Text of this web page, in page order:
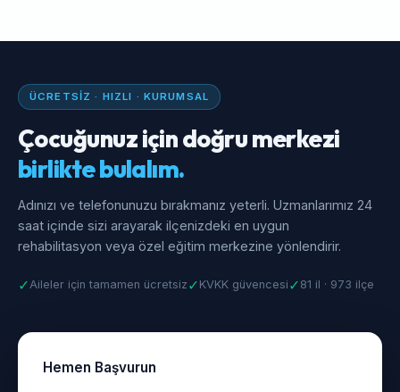
ÜCRETSIZ · HIZLI · KURUMSAL
Çocuğunuz için doğru merkezi
birlikte bulalım.
Adınızı ve telefonunuzu bırakmanız yeterli. Uzmanlarımız 24
saat içinde sizi arayarak ilçenizdeki en uygun
rehabilitasyon veya özel eğitim merkezine yönlendirir.
✓Aileler için tamamen ücretsiz ✓ KVKK güvencesi ✓ 81 il · 973 ilçe
Hemen Başvurun